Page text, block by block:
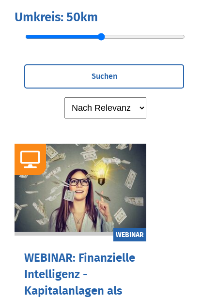
Umkreis: 50km
Suchen
WEBINAR
WEBINAR: Finanzielle
Intelligenz -
Kapitalanlagen als